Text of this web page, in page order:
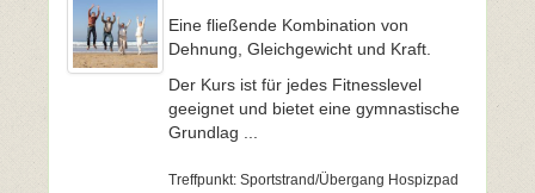
Eine fließende Kombination von
Dehnung, Gleichgewicht und Kraft.
Der Kurs ist für jedes Fitnesslevel
geeignet und bietet eine gymnastische
Grundlag ...
Treffpunkt: Sportstrand/Übergang Hospizpad